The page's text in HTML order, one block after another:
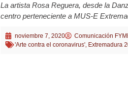
La artista Rosa Reguera, desde la
centro perteneciente a MUS-E
noviembre 7, 2020
Comunicación
'Arte contra el coronavirus', Extremadura